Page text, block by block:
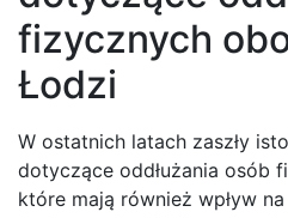
fizycznych
Łodzi
W ostatnich latach zaszły
dotyczące oddłużania osób
które mają również wpływ